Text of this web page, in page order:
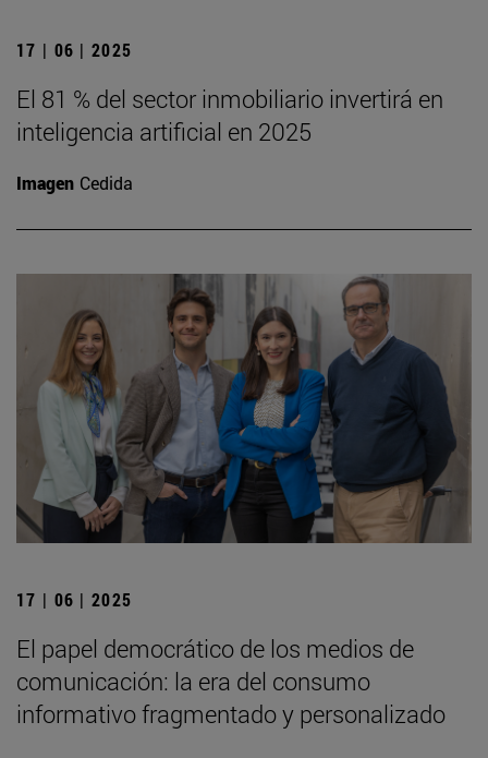
17 | 06 | 2025
El 81 % del sector inmobiliario invertirá en
inteligencia artificial en 2025
Imagen Cedida
17 | 06 | 2025
El papel democrático de los medios de
comunicación: la era del consumo
informativo fragmentado y personalizado